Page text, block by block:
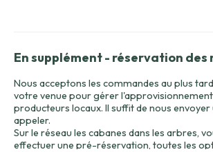
En supplément - réservation des
Nous acceptons les commandes au plus
votre venue pour gérer
producteurs locaux. Il suffit de nous envoyer
appeler.
Sur le réseau les cabanes dans les arbres,
effectuer une pré-réservation, toutes les